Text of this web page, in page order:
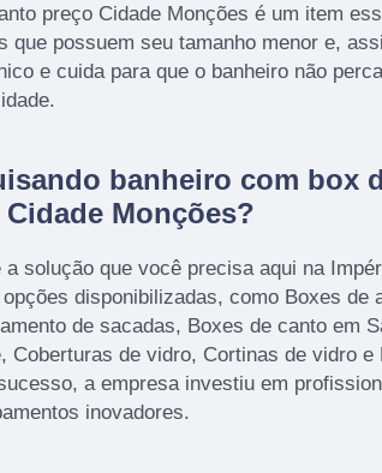
preço Cidade Monções é um item
que possuem seu tamanho menor e,
e cuida para que o banheiro não
banheiro com box
Monções?
a solução que você precisa aqui na
disponibilizadas, como Boxes de
de sacadas, Boxes de canto em
Coberturas de vidro, Cortinas de vidro e
a empresa investiu em
inovadores.